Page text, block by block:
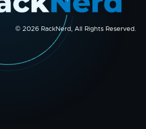
© 2026 RackNerd, All Rights Reserved.